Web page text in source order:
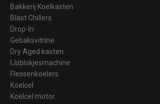
Bakkerij Koelkasten
Blast Chillers
Drop-In
Gebaksvitrine
Dry Aged kasten
IJsblokjesmachine
Flessenkoelers
Koelcel
Koelcel motor